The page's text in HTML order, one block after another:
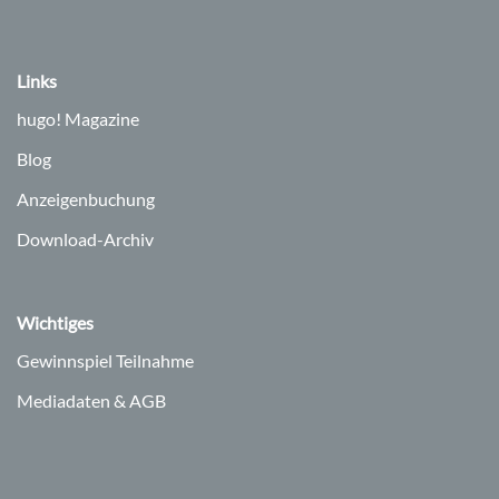
Links
hugo! Magazine
Blog
Anzeigenbuchung
Download-Archiv
Wichtiges
Gewinnspiel Teilnahme
Mediadaten & AGB